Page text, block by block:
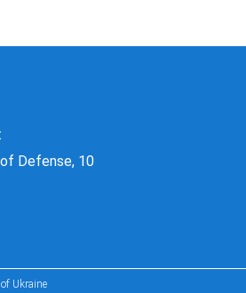
Defense, 10
Ukraine